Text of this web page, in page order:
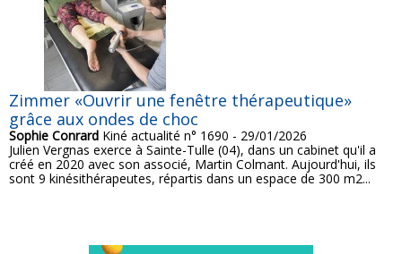
Zimmer «Ouvrir une fenêtre thérapeutique»
grâce aux ondes de choc
Sophie Conrard Kiné actualité n° 1690 - 29/01/2026
Julien Vergnas exerce à Sainte-Tulle (04), dans un cabinet qu'il a
créé en 2020 avec son associé, Martin Colmant. Aujourd'hui, ils
sont 9 kinésithérapeutes, répartis dans un espace de 300 m2...